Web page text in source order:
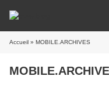
Accueil » MOBILE.ARCHIVES